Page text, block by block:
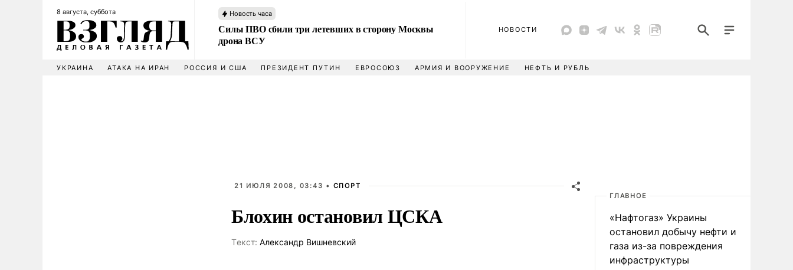
8 августа, суббота Новость часа
Силы ПВО сбили три летевших в сторону Москвы
дрона ВСУ
НОВОСТИ
УКРАИНА АТАКА НА ИРАН РОССИЯ И США ПРЕЗИДЕНТ ПУТИН ЕВРОСОЮЗ АРМИЯ И ВООРУЖЕНИЕ НЕФТЬ И РУБЛЬ
21 ИЮЛЯ 2008, 03:43 • СПОРТ
Блохин остановил ЦСКА
Tекст: Александр Вишневский
ГЛАВНОЕ
«Нафтогаз» Украины
остановил добычу нефти и
газа из-за повреждения
инфраструктуры